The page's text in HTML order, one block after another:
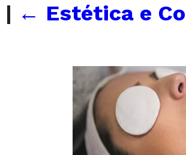
| ← Estética e